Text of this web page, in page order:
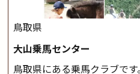
クラスで常歩(なみあし)や
したら、 次は部班にて駈歩
しょう。 ステップクラス ホ
鳥取県
大山乗馬センター
鳥取県にある乗馬クラブで